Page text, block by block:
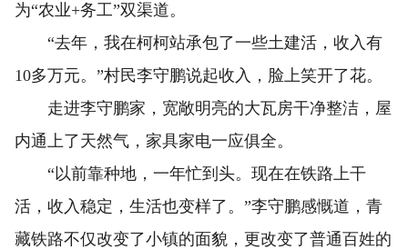
为“农业+务工”双渠道。
“去年，我在柯柯站承包了一些土建活，收入有
10多万元。”村民李守鹏说起收入，脸上笑开了花。
走进李守鹏家，宽敞明亮的大瓦房干净整洁，屋
内通上了天然气，家具家电一应俱全。
“以前靠种地，一年忙到头。现在在铁路上干
活，收入稳定，生活也变样了。”李守鹏感慨道，青
藏铁路不仅改变了小镇的面貌，更改变了普通百姓的